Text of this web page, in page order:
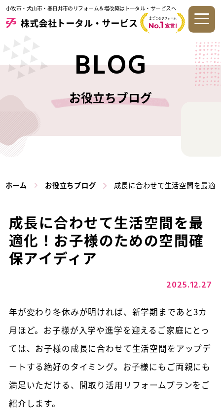
小牧市・犬山市・春日井市のリフォーム＆増改築はトータル・サービスへ
BLOG
お役立ちブログ
ホーム お役立ちブログ 成長に合わせて生活空間を最適
成長に合わせて生活空間を最
適化！お子様のための空間確
保アイディア
2025.12.27
年が変わり冬休みが明ければ、新学期まであと3カ
月ほど。お子様が入学や進学を迎えるご家庭にとっ
ては、お子様の成長に合わせて生活空間をアップデ
ートする絶好のタイミング。お子様にもご両親にも
満足いただける、間取り活用リフォームプランをご
紹介します。